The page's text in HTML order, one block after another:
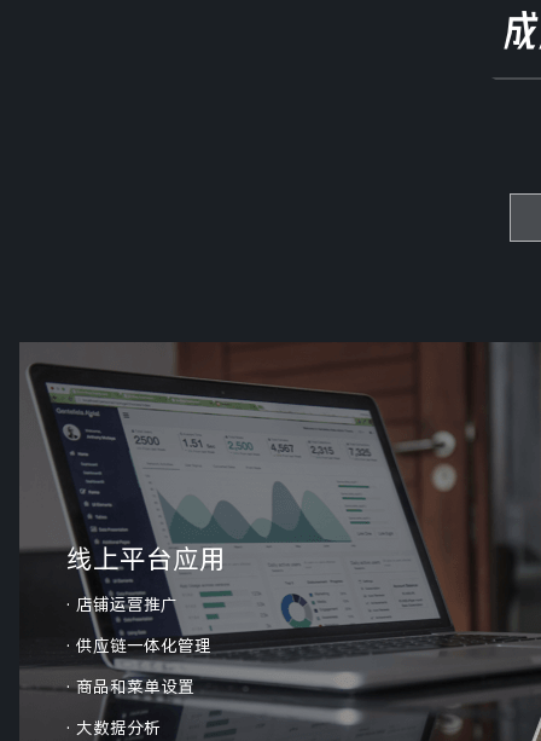
线上平台应用
· 店铺运营推广
· 供应链一体化管理
· 商品和菜单设置
· 大数据分析